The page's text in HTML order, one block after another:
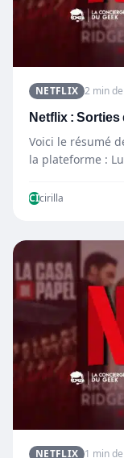
NETFLIX 2 min
Netflix : Sorties
Voici le résumé
la plateforme :
CIcirilla
NETFLIX 1 min